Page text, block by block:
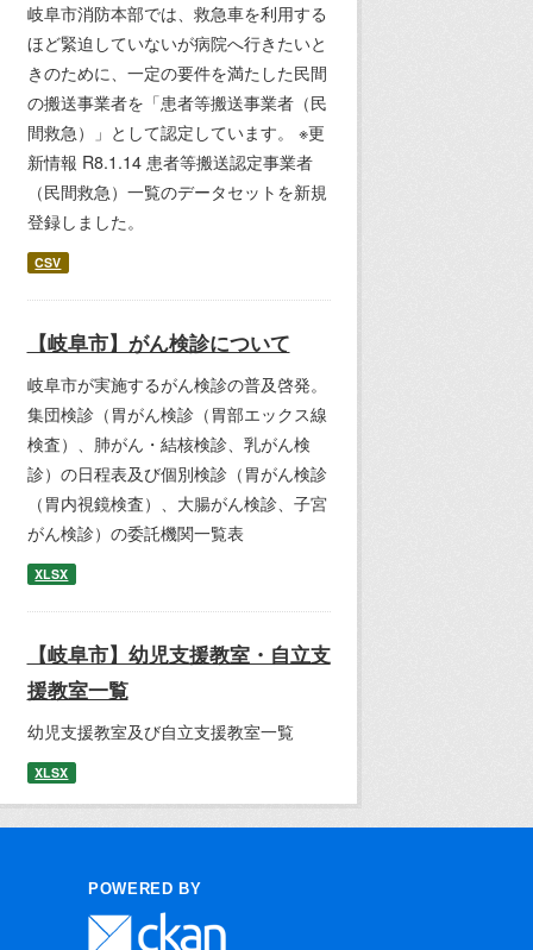
岐阜市消防本部では、救急車を利用する
ほど緊迫していないが病院へ行きたいと
きのために、一定の要件を満たした民間
の搬送事業者を「患者等搬送事業者（民
間救急）」として認定しています。 ※更
新情報 R8.1.14 患者等搬送認定事業者
（民間救急）一覧のデータセットを新規
登録しました。
CSV
【岐阜市】がん検診について
岐阜市が実施するがん検診の普及啓発。
集団検診（胃がん検診（胃部エックス線
検査）、肺がん・結核検診、乳がん検
診）の日程表及び個別検診（胃がん検診
（胃内視鏡検査）、大腸がん検診、子宮
がん検診）の委託機関一覧表
XLSX
【岐阜市】幼児支援教室・自立支
援教室一覧
幼児支援教室及び自立支援教室一覧
XLSX
POWERED BY